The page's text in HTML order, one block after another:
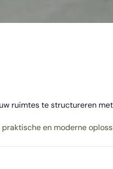
ruimtes te structureren
en moderne